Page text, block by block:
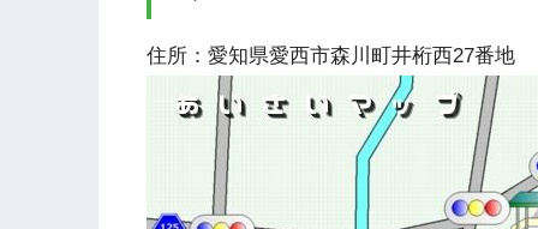
住所：愛知県愛西市森川町井桁西27番地